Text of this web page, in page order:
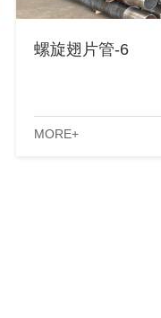
螺旋翅片管-6
MORE+